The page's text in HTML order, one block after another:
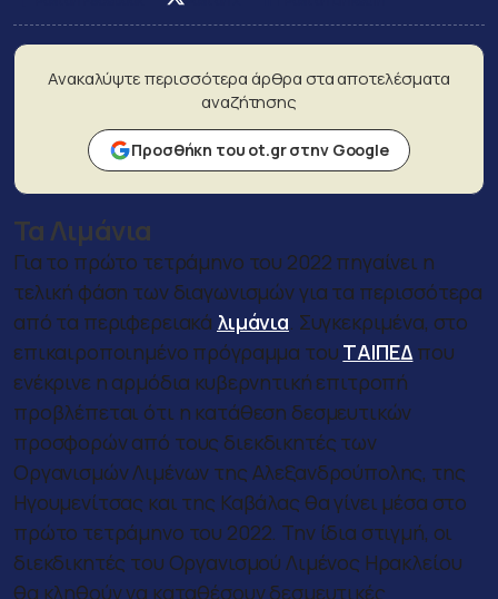
Ανακαλύψτε περισσότερα άρθρα στα αποτελέσματα
αναζήτησης
Προσθήκη του ot.gr στην Google
ΤαΛιμάνια
Για το πρώτο τετράμηνο του 2022 πηγαίνει η
τελική φάση των διαγωνισμών για τα περισσότερα
από τα περιφερειακά λιμάνια. Συγκεκριμένα, στο
επικαιροποιημένο πρόγραμμα του ΤΑΙΠΕΔπου
ενέκρινε η αρμόδια κυβερνητική επιτροπή
προβλέπεται ότι η κατάθεση δεσμευτικών
προσφορών από τους διεκδικητές των
Οργανισμών Λιμένων της Αλεξανδρούπολης, της
Ηγουμενίτσας και της Καβάλας θα γίνει μέσα στο
πρώτο τετράμηνο του 2022. Την ίδια στιγμή, οι
διεκδικητές του Οργανισμού Λιμένος Ηρακλείου
θα κληθούν να καταθέσουν δεσμευτικές